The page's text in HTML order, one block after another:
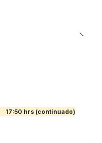
17:50 hrs (continuado)